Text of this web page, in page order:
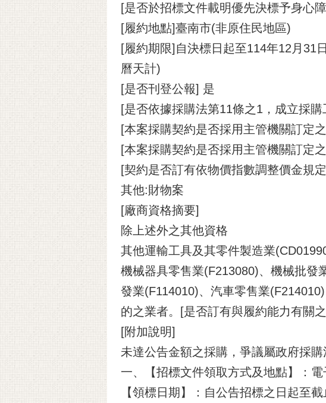
[是否於招標文件載明優先決標予身心
[履約地點]臺南市(非原住民地區)
[履約期限]自決標日起至114年12月31
曆天計)
[是否刊登公報] 是
[是否依據採購法第11條之1，成立採
[本案採購契約是否採用主管機關訂定
[本案採購契約是否採用主管機關訂定
[契約是否訂有依物價指數調整價金規
其他:財物案
[廠商資格摘要]
除上述外之其他資格
其他運輸工具及其零件製造業
機械器具零售業(F213080)、機械批發
發業(F114010)、汽車零售業
的之業者。[是否訂有與履約能力有關
[附加說明]
未達公告金額之採購，爭議屬政府採
一、【招標文件領取方式及地點】：
【領標日期】：自公告招標之日起至